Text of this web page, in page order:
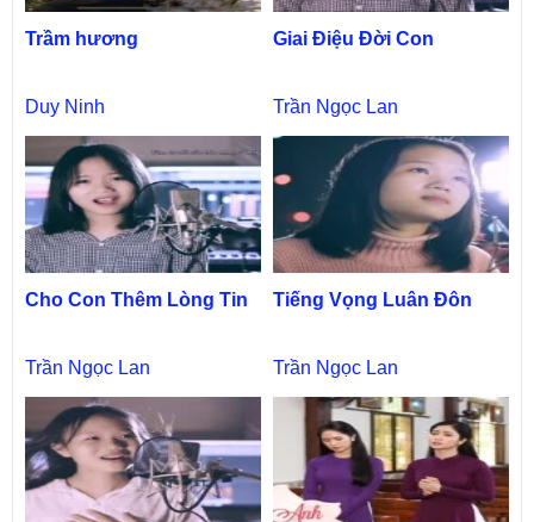
Trầm hương
Duy Ninh
Giai Điệu Đời Con
Trần Ngọc Lan
Cho Con Thêm Lòng Tin
Trần Ngọc Lan
Tiếng Vọng Luân Đôn
Trần Ngọc Lan